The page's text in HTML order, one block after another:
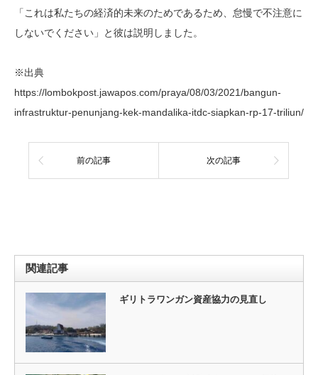
「これは私たちの経済的未来のためであるため、怠慢で不注意に
しないでください」と彼は説明しました。
※出典
https://lombokpost.jawapos.com/praya/08/03/2021/bangun-
infrastruktur-penunjang-kek-mandalika-itdc-siapkan-rp-17-triliun/
前の記事 次の記事
関連記事
ギリトラワンガン資産協力の見直し